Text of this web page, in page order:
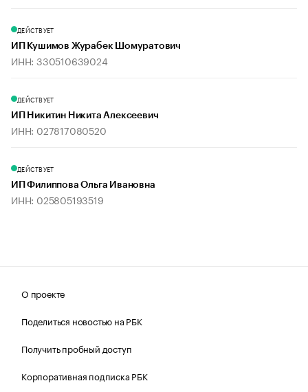
ДЕЙСТВУЕТ
ИП Кушимов Журабек Шомуратович
ИНН: 330510639024
ДЕЙСТВУЕТ
ИП Никитин Никита Алексеевич
ИНН: 027817080520
ДЕЙСТВУЕТ
ИП Филиппова Ольга Ивановна
ИНН: 025805193519
О проекте
Поделиться новостью на РБК
Получить пробный доступ
Корпоративная подписка РБК